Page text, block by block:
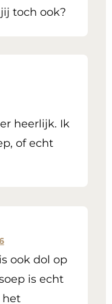
toch ook?
heerlijk. Ik
of echt
ook dol op
is echt
het